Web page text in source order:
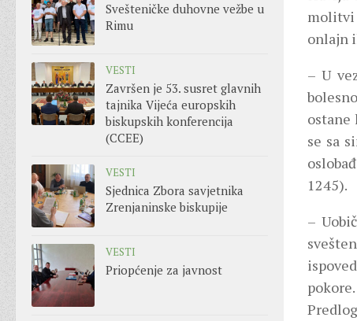
molitvi
onlajn
– U
ostane
se sa
1245).
–
Svešteničke duhovne vežbe u
Rimu
VESTI
Završen je 53. susret glavnih
tajnika Vijeća europskih
biskupskih konferencija
(CCEE)
VESTI
Sjednica Zbora savjetnika
Zrenjaninske biskupije
VESTI
Priopćenje za javnost